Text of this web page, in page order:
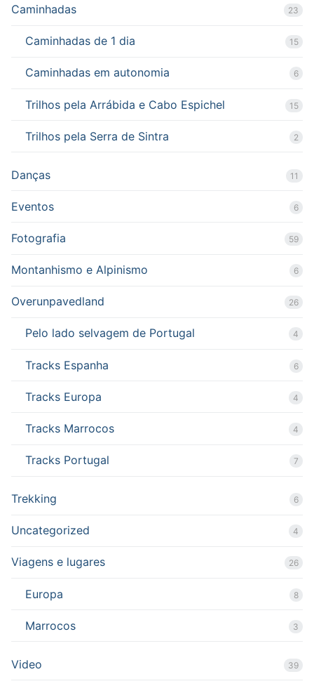
Caminhadas 23
Caminhadas de 1 dia 15
Caminhadas em autonomia 6
Trilhos pela Arrábida e Cabo Espichel 15
Trilhos pela Serra de Sintra 2
Danças 11
Eventos 6
Fotografia 59
Montanhismo e Alpinismo 6
Overunpavedland 26
Pelo lado selvagem de Portugal 4
Tracks Espanha 6
Tracks Europa 4
Tracks Marrocos 4
Tracks Portugal 7
Trekking 6
Uncategorized 4
Viagens e lugares 26
Europa 8
Marrocos 3
Video 39